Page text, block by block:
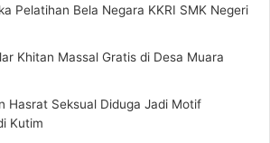
Pelatihan Bela Negara KKRI SMK Negeri
Khitan Massal Gratis di Desa Muara
Hasrat Seksual Diduga Jadi Motif
Kutim